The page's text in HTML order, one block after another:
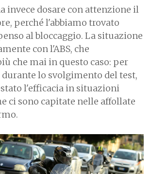
invece dosare con attenzione il
perché l'abbiamo trovato
al bloccaggio. La situazione
con l'ABS, che
che mai in questo caso: per
durante lo svolgimento del test,
l'efficacia in situazioni
ci sono capitate nelle affollate